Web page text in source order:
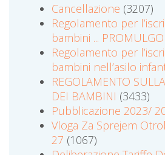
Cancellazione (3207)
Regolamento per
bambini ... PROMULGO
Regolamento per
bambini nell’asilo
REGOLAMENTO
DEI BAMBINI (3433)
Pubblicazione 2023/
Vloga Za Sprejem
27 (1067)